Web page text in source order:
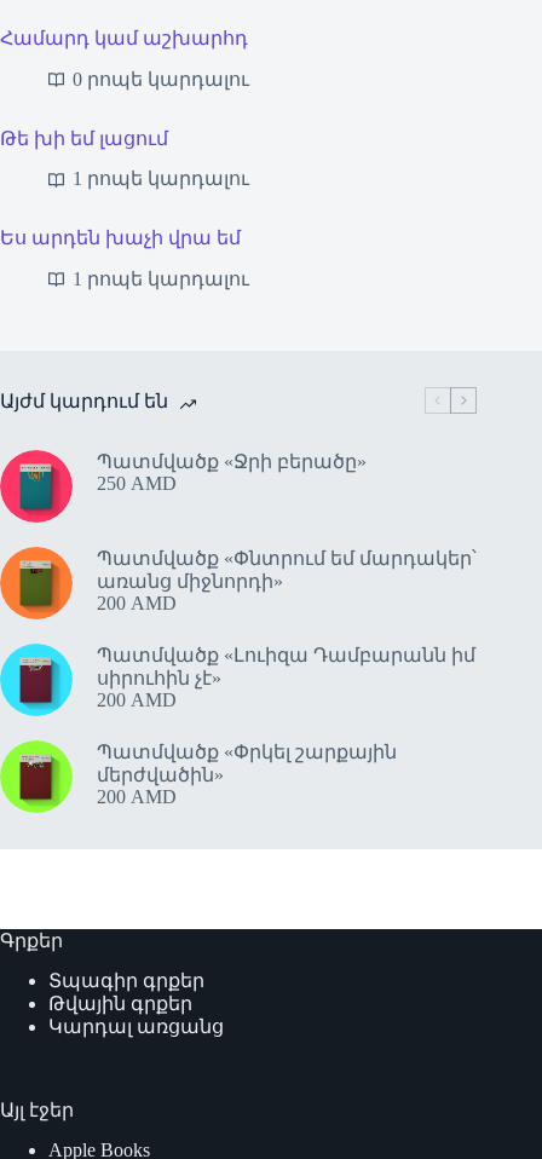
Համարդ կամ աշխարհդ
0 րոպե կարդալու
Թե խի եմ լացում
1 րոպե կարդալու
Ես արդեն խաչի վրա եմ
1 րոպե կարդալու
Այժմ կարդում են
Պատմվածք «Ջրի բերածը»
250 AMD
Պատմվածք «Փնտրում եմ մարդակեր՝
առանց միջնորդի»
200 AMD
Պատմվածք «Լուիզա Դամբարանն իմ
սիրուհին չէ»
200 AMD
Պատմվածք «Փրկել շարքային
մերժվածին»
200 AMD
Գրքեր
Տպագիր գրքեր
Թվային գրքեր
Կարդալ առցանց
Այլ էջեր
Apple Books